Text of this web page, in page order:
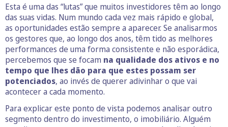
Esta é uma das “lutas” que muitos investidores têm ao longo
das suas vidas. Num mundo cada vez mais rápido e global,
as oportunidades estão sempre a aparecer. Se analisarmos
os gestores que, ao longo dos anos, têm tido as melhores
performances de uma forma consistente e não esporádica,
percebemos que se focam na qualidade dos ativos e no
tempo que lhes dão para que estes possam ser
potenciados, ao invés de querer adivinhar o que vai
acontecer a cada momento.
Para explicar este ponto de vista podemos analisar outro
segmento dentro do investimento, o imobiliário. Alguém